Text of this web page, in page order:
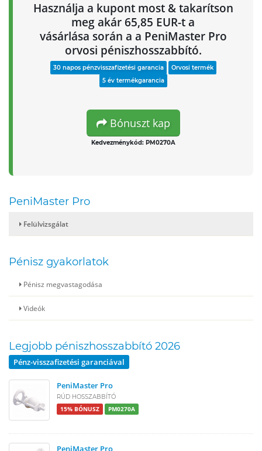
Használja a kupont most & takarítson
meg akár 65,85 EUR-t a
vásárlása során a a PeniMaster Pro
orvosi péniszhosszabbító.
30 napos pénzvisszafizetési garancia
Orvosi termék
5 év termékgarancia
Bónuszt kap
Kedvezménykód: PM0270A
PeniMaster Pro
Felülvizsgálat
Pénisz gyakorlatok
Pénisz megvastagodása
Videók
Legjobb péniszhosszabbító 2026
Pénz-visszafizetési garanciával
PeniMaster Pro
RÚD HOSSZABBÍTÓ
15% BÓNUSZ PM0270A
PeniMaster Pro